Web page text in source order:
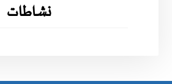
نشاطات